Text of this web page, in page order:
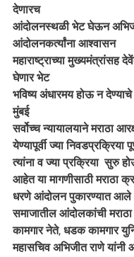
देणारच
आंदोलनस्थळी भेट घेऊन
आंदोलनकर्त्यांना आश्वासन
महाराष्ट्राच्या मुख्यमंत्रांसह
घेणार भेट
भविष्य अंधारमय होऊ न
मुंबई
सर्वोच्च न्यायालयाने मराठा
येण्यापूर्वी ज्या निवडप्रक्रिया
त्यांना व ज्या प्रक्रिया  सुरु
आहेत या मागणीसाठी मराठा
धरणे आंदोलन पुकारण्यात आले
समाजातील आंदोलकांची
कामगार नेते, धडक कामगार
महासचिव अभिजीत राणे